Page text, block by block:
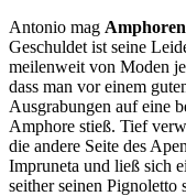
Antonio mag Amphoren
Geschuldet ist seine
meilenweit von Moden
dass man vor einem
Ausgrabungen auf eine
Amphore stieß. Tief
die andere Seite des
Impruneta und ließ sich
seither seinen